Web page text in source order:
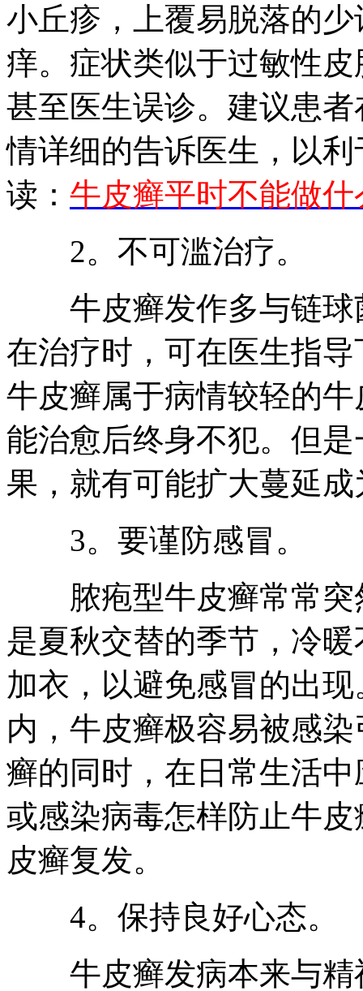
小丘疹，上覆易脱落的
痒。症状类似于过敏性
甚至医生误诊。建议患
情详细的告诉医生，以
读： 牛皮癣平时不能做什
2。不可滥治疗。
牛皮癣发作多与链球
在治疗时，可在医生指
牛皮癣属于病情较轻的
能治愈后终身不犯。但
果，就有可能扩大蔓延
3。要谨防感冒。
脓疱型牛皮癣常常突
是夏秋交替的季节，冷
加衣，以避免感冒的出
内，牛皮癣极容易被感
癣的同时，在日常生活
或感染病毒怎样防止牛
皮癣复发。
4。保持良好心态。
牛皮癣发病本来与精